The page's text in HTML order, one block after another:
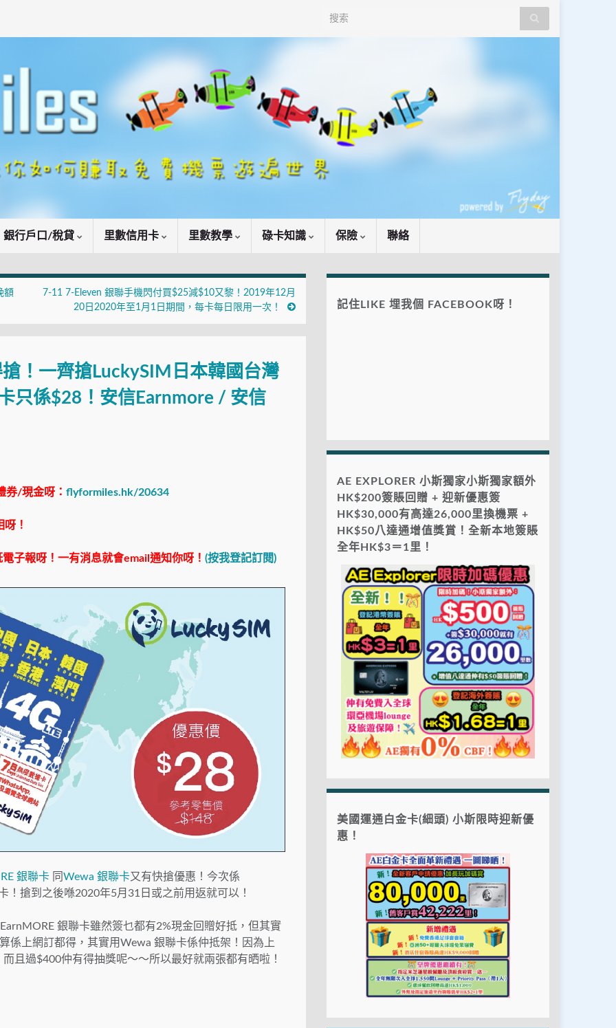
Search for:
銀行戶口/稅貸 里數信用卡 里數教學 碌卡知識 保險 聯絡
額
7-11 7-Eleven 銀聯手機閃付買$25減$10又黎！2019年12月
20日2020年至1月1日期間，每卡每日限用一次！
！一齊搶LuckySIM日本韓國台灣
只係$28！安信Earnmore / 安信
券/現金呀： flyformiles.hk/20634
！
子報呀！一有消息就會email通知你呀！ (按我登記訂閱)
銀聯卡 同 Wewa 銀聯卡又有快搶優惠！今次係
！搶到之後喺2020年5月31日或之前用返就可以！
銀聯卡雖然簽乜都有2%現金回贈好抵，但其實
係上網訂都得，其實用Wewa 銀聯卡係仲抵架！因為上
且過$400仲有得抽獎呢～～所以最好就兩張都有晒啦！
記住LIKE 埋我個 FACEBOOK呀！
AE EXPLORER 小斯獨家小斯獨家額外
HK$200簽賬回贈 + 迎新優惠簽
HK$30,000有高達26,000里換機票 +
HK$50八達通增值獎賞！全新本地簽賬
全年HK$3＝1里！
美國運通白金卡(細頭) 小斯限時迎新優
惠！